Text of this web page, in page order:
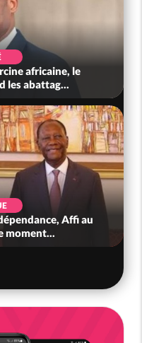
africaine, le
les abattag...
Affi au
moment...